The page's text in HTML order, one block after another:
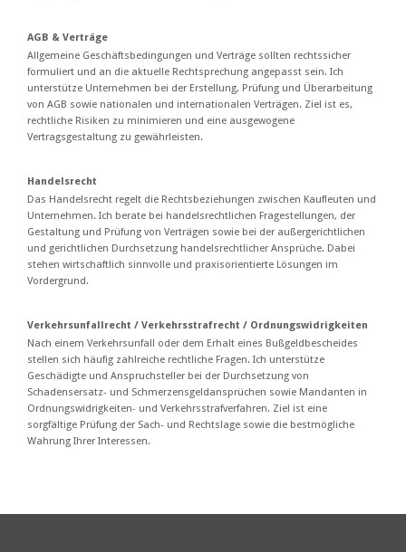
AGB & Verträge
Allgemeine Geschäftsbedingungen und Verträge sollten rechtssicher
formuliert und an die aktuelle Rechtsprechung angepasst sein. Ich
unterstütze Unternehmen bei der Erstellung, Prüfung und Überarbeitung
von AGB sowie nationalen und internationalen Verträgen. Ziel ist es,
rechtliche Risiken zu minimieren und eine ausgewogene
Vertragsgestaltung zu gewährleisten.
Handelsrecht
Das Handelsrecht regelt die Rechtsbeziehungen zwischen Kaufleuten und
Unternehmen. Ich berate bei handelsrechtlichen Fragestellungen, der
Gestaltung und Prüfung von Verträgen sowie bei der außergerichtlichen
und gerichtlichen Durchsetzung handelsrechtlicher Ansprüche. Dabei
stehen wirtschaftlich sinnvolle und praxisorientierte Lösungen im
Vordergrund.
Verkehrsunfallrecht / Verkehrsstrafrecht / Ordnungswidrigkeiten
Nach einem Verkehrsunfall oder dem Erhalt eines Bußgeldbescheides
stellen sich häufig zahlreiche rechtliche Fragen. Ich unterstütze
Geschädigte und Anspruchsteller bei der Durchsetzung von
Schadensersatz- und Schmerzensgeldansprüchen sowie Mandanten in
Ordnungswidrigkeiten- und Verkehrsstrafverfahren. Ziel ist eine
sorgfältige Prüfung der Sach- und Rechtslage sowie die bestmögliche
Wahrung Ihrer Interessen.